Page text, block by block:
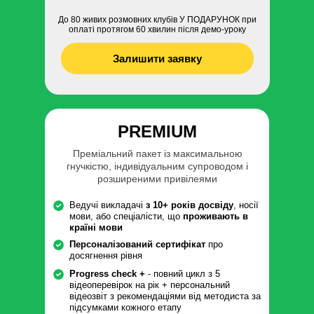
PREMIUM
Персоналізований сертифікат про
досягнення рівня
Ведучі викладачі з 10+ років досвіду, носії
мови, або спеціалісти, що проживають в
країні мови
Преміальний пакет із максимальною
гнучкістю, індивідуальним супроводом і
розширеними привілеями
Progress check + - повний цикл з 5
відеоперевірок на рік + персональний
відеозвіт з рекомендаціями від методиста за
підсумками кожного етапу
До 80 живих розмовних клубів У ПОДАРУНОК при
оплаті протягом 60 хвилин після демо-уроку
Залишити заявку